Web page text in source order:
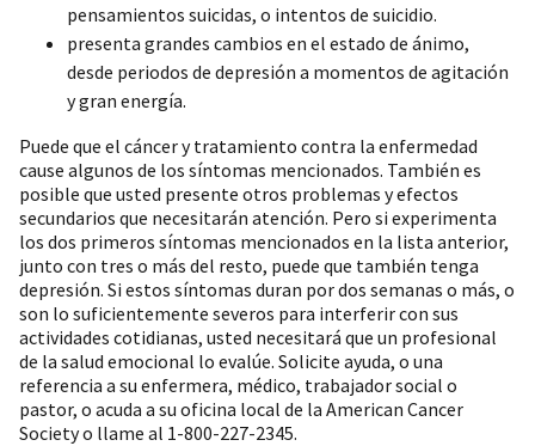
pensamientos suicidas, o intentos de suicidio.
presenta grandes cambios en el estado de ánimo,
desde periodos de depresión a momentos de agitación
y gran energía.
Puede que el cáncer y tratamiento contra la enfermedad
cause algunos de los síntomas mencionados. También es
posible que usted presente otros problemas y efectos
secundarios que necesitarán atención. Pero si experimenta
los dos primeros síntomas mencionados en la lista anterior,
junto con tres o más del resto, puede que también tenga
depresión. Si estos síntomas duran por dos semanas o más, o
son lo suficientemente severos para interferir con sus
actividades cotidianas, usted necesitará que un profesional
de la salud emocional lo evalúe. Solicite ayuda, o una
referencia a su enfermera, médico, trabajador social o
pastor, o acuda a su oficina local de la American Cancer
Society o llame al 1-800-227-2345.